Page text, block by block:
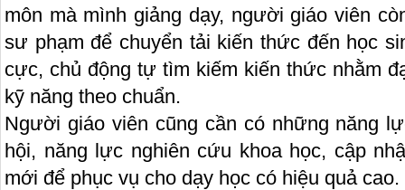
môn mà mình giảng dạy, người giáo viên
sư phạm để chuyển tải kiến thức đến học
cực, chủ động tự tìm kiếm kiến thức nhằm
kỹ năng theo chuẩn.
Người giáo viên cũng cần có những năng
hội, năng lực nghiên cứu khoa học, cập
mới để phục vụ cho dạy học có hiệu quả cao.